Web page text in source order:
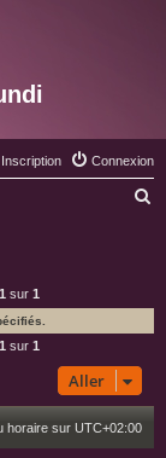
Connexion
Inscription
e
1 sur 1
1 sur 1
Aller
horaire sur UTC+02:00